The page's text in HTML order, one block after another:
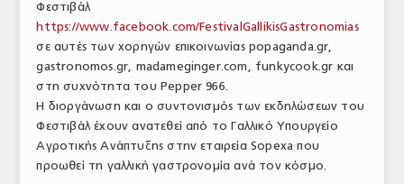
Φεστιβάλ
https://www.facebook.com/FestivalGallikisGastronomias
σε αυτές των χορηγών επικοινωνίας popaganda.gr,
gastronomos.gr, madameginger.com, funkycook.gr και
στη συχνότητα του Pepper 966.
Η διοργάνωση και ο συντονισμός των εκδηλώσεων του
Φεστιβάλ έχουν ανατεθεί από το Γαλλικό Υπουργείο
Αγροτικής Ανάπτυξης στην εταιρεία Sopexa που
προωθεί τη γαλλική γαστρονομία ανά τον κόσμο.